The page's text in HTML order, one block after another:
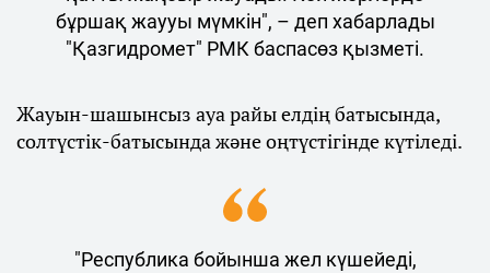
бұршақ жаууы мүмкін", – деп хабарлады
"Қазгидромет" РМК баспасөз қызметі.
Жауын-шашынсыз ауа райы елдің батысында,
солтүстік-батысында және оңтүстігінде күтіледі.
"Республика бойынша жел күшейеді,